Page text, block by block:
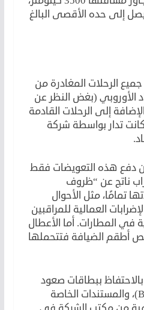
إلى حده الأقصى البالغ
الرحلات المغادرة من
الأوروبي (بغض النظر عن
إلى الرحلات القادمة
كانت تدار بواسطة شركة
دفع هذه التعويضات فقط
ناتج عن “ظروف
تمامًا، مثل الأحوال
العمالية للمراقبين
في المطارات. أما الأعطال
أطقم الضيافة فتتحملها
ببطاقات صعود
الطائرة (Boarding Passes)، والمستندات الخاصة